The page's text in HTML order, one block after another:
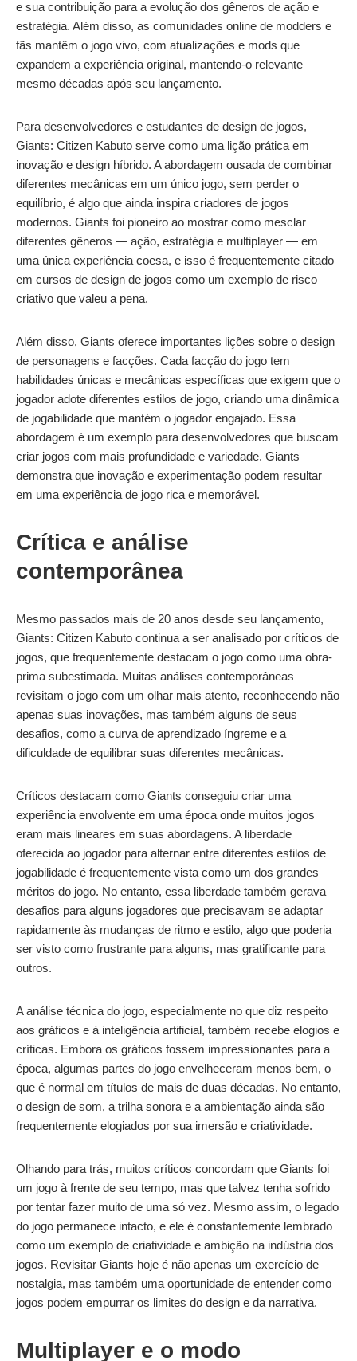
e sua contribuição para a evolução dos gêneros de ação e
estratégia. Além disso, as comunidades online de modders e
fãs mantêm o jogo vivo, com atualizações e mods que
expandem a experiência original, mantendo-o relevante
mesmo décadas após seu lançamento.
Para desenvolvedores e estudantes de design de jogos,
Giants: Citizen Kabuto serve como uma lição prática em
inovação e design híbrido. A abordagem ousada de combinar
diferentes mecânicas em um único jogo, sem perder o
equilíbrio, é algo que ainda inspira criadores de jogos
modernos. Giants foi pioneiro ao mostrar como mesclar
diferentes gêneros — ação, estratégia e multiplayer — em
uma única experiência coesa, e isso é frequentemente citado
em cursos de design de jogos como um exemplo de risco
criativo que valeu a pena.
Além disso, Giants oferece importantes lições sobre o design
de personagens e facções. Cada facção do jogo tem
habilidades únicas e mecânicas específicas que exigem que o
jogador adote diferentes estilos de jogo, criando uma dinâmica
de jogabilidade que mantém o jogador engajado. Essa
abordagem é um exemplo para desenvolvedores que buscam
criar jogos com mais profundidade e variedade. Giants
demonstra que inovação e experimentação podem resultar
em uma experiência de jogo rica e memorável.
Crítica e análise
contemporânea
Mesmo passados mais de 20 anos desde seu lançamento,
Giants: Citizen Kabuto continua a ser analisado por críticos de
jogos, que frequentemente destacam o jogo como uma obra-
prima subestimada. Muitas análises contemporâneas
revisitam o jogo com um olhar mais atento, reconhecendo não
apenas suas inovações, mas também alguns de seus
desafios, como a curva de aprendizado íngreme e a
dificuldade de equilibrar suas diferentes mecânicas.
Críticos destacam como Giants conseguiu criar uma
experiência envolvente em uma época onde muitos jogos
eram mais lineares em suas abordagens. A liberdade
oferecida ao jogador para alternar entre diferentes estilos de
jogabilidade é frequentemente vista como um dos grandes
méritos do jogo. No entanto, essa liberdade também gerava
desafios para alguns jogadores que precisavam se adaptar
rapidamente às mudanças de ritmo e estilo, algo que poderia
ser visto como frustrante para alguns, mas gratificante para
outros.
A análise técnica do jogo, especialmente no que diz respeito
aos gráficos e à inteligência artificial, também recebe elogios e
críticas. Embora os gráficos fossem impressionantes para a
época, algumas partes do jogo envelheceram menos bem, o
que é normal em títulos de mais de duas décadas. No entanto,
o design de som, a trilha sonora e a ambientação ainda são
frequentemente elogiados por sua imersão e criatividade.
Olhando para trás, muitos críticos concordam que Giants foi
um jogo à frente de seu tempo, mas que talvez tenha sofrido
por tentar fazer muito de uma só vez. Mesmo assim, o legado
do jogo permanece intacto, e ele é constantemente lembrado
como um exemplo de criatividade e ambição na indústria dos
jogos. Revisitar Giants hoje é não apenas um exercício de
nostalgia, mas também uma oportunidade de entender como
jogos podem empurrar os limites do design e da narrativa.
Multiplayer e o modo